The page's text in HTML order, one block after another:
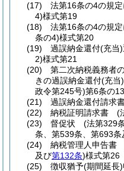
(17)
法第16条の4の規
4)様式第19
(18)
法第16条の4の規
条の4)様式第20
(19)
過誤納金還付(充当)
2)様式第21
(20)
第二次納税義務者
きの過誤納金還付(充当)
政令第245号)第6条の
(21)
過誤納金還付請求
(22)
納税証明請求書 (
(23)
督促状 (法第329
条、第539条、第693
(24)
納税管理人申告書
及び第132条)様式第26
(25)
徴収猶予(期間延長)